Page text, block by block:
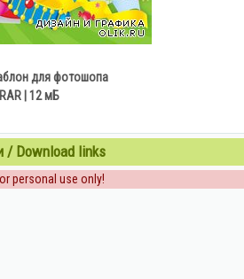
для фотошопа
| 12 мБ
/ Download links
personal use only!